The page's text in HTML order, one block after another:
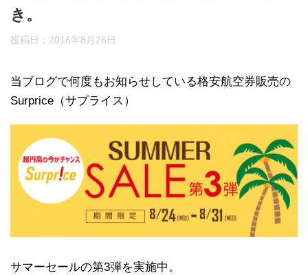
き。
投稿日： 2016年8月26日
当ブログで何度もお知らせしている格安航空券販売の
Surprice（サプライス）
サマーセールの第3弾を実施中。